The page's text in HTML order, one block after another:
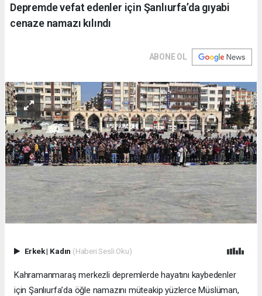
Depremde vefat edenler için Şanlıurfa’da gıyabi
cenaze namazı kılındı
ABONE OL
Erkek| Kadın (Haberi Sesli Oku)
Kahramanmaraş merkezli depremlerde hayatını kaybedenler
için Şanlıurfa’da öğle namazını müteakip yüzlerce Müslüman,